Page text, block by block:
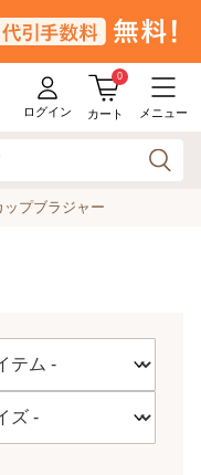
ログイン
0
カート メニュー
ップブラジャー